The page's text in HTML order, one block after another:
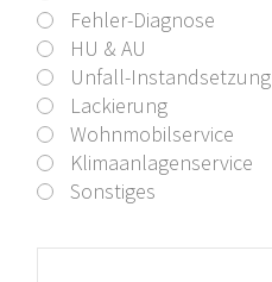
Fehler-Diagnose
HU & AU
Unfall-Instandsetzung
Lackierung
Wohnmobilservice
Klimaanlagenservice
Sonstiges